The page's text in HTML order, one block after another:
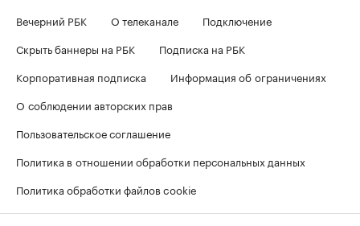
Вечерний РБК
О телеканале
Подключение
Скрыть баннеры на РБК
Подписка на РБК
Корпоративная подписка
Информация об ограничениях
О соблюдении авторских прав
Пользовательское соглашение
Политика в отношении обработки персональных данных
Политика обработки файлов cookie